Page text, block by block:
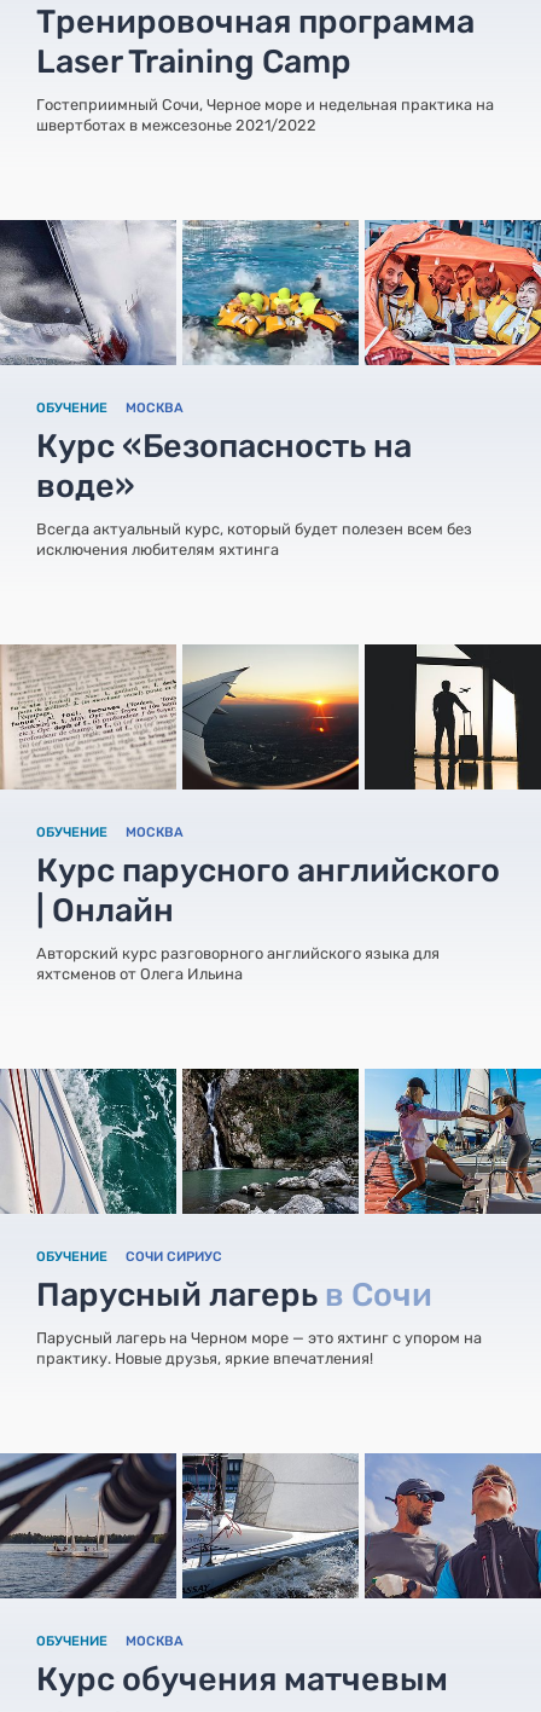
Тренировочная программа
Laser Training Camp
Гостеприимный Сочи, Черное море и недельная практика на
швертботах в межсезонье 2021/2022
ОБУЧЕНИЕ МОСКВА
Курс «Безопасность на
воде»
Всегда актуальный курс, который будет полезен всем без
исключения любителям яхтинга
ОБУЧЕНИЕ МОСКВА
Курс парусного английского
| Онлайн
Авторский курс разговорного английского языка для
яхтсменов от Олега Ильина
ОБУЧЕНИЕ СОЧИ СИРИУС
Парусный лагерь в Сочи
Парусный лагерь на Черном море — это яхтинг с упором на
практику. Новые друзья, яркие впечатления!
ОБУЧЕНИЕ МОСКВА
Курс обучения матчевым